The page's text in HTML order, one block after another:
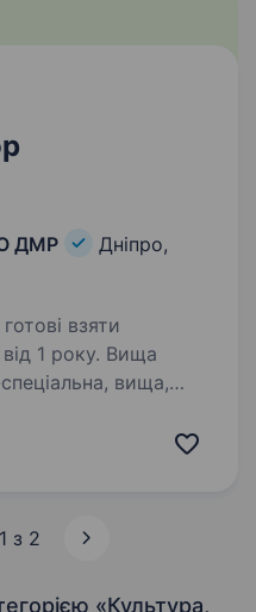
ДМР
Дніпро,
взяти
1 року. Вища
розглянути
з 2
«Культура,